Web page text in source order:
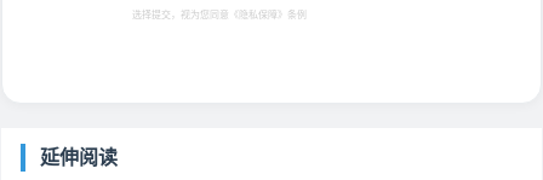
选择提交，视为您同意 《隐私保障》 条例
延伸阅读